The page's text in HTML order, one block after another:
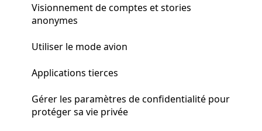
Visionnement de comptes et stories
anonymes
Utiliser le mode avion
Applications tierces
Gérer les paramètres de confidentialité pour
protéger sa vie privée